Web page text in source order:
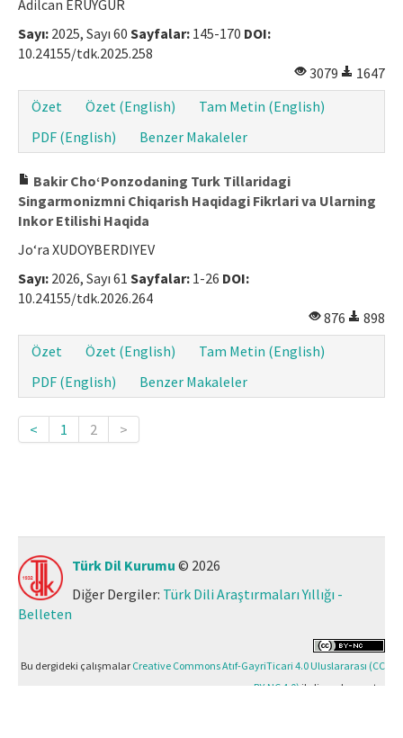
Adilcan ERUYGUR
Sayı: 2025, Sayı 60 Sayfalar: 145-170 DOI:
10.24155/tdk.2025.258
3079
1647
Özet
Özet (English)
Tam Metin (English)
PDF (English)
Benzer Makaleler
Bakir Cho‘Ponzodaning Turk Tillaridagi
Singarmonizmni Chiqarish Haqidagi Fikrlari va Ularning
Inkor Etilishi Haqida
Jo‘ra XUDOYBERDIYEV
Sayı: 2026, Sayı 61 Sayfalar: 1-26 DOI:
10.24155/tdk.2026.264
876
898
Özet
Özet (English)
Tam Metin (English)
PDF (English)
Benzer Makaleler
< 1 2 >
Türk Dil Kurumu © 2026
Diğer Dergiler: Türk Dili Araştırmaları Yıllığı -
Belleten
Bu dergideki çalışmalar Creative Commons Atıf-GayriTicari 4.0 Uluslararası (CC
BY-NC 4.0) ile lisanslanmıştır.